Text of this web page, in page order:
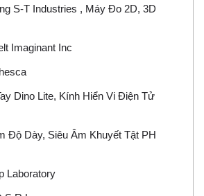
S-T Industries , Máy Đo 2D, 3D
Imaginant Inc
Dino Lite, Kính Hiển Vi Điện Tử
Độ Dày, Siêu Âm Khuyết Tật PH
Laboratory